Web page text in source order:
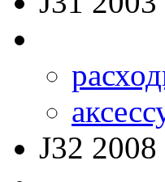
J32 2008